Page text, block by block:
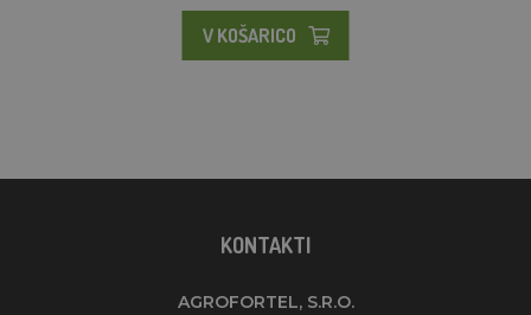
V KOŠARICO
KONTAKTI
AGROFORTEL, S.R.O.